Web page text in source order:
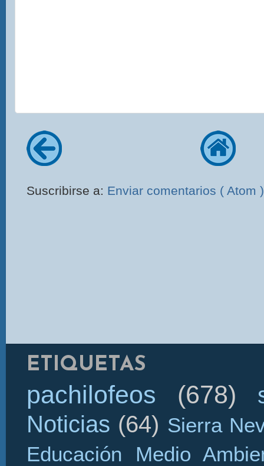
Suscribirse a: Enviar comentarios ( Atom )
ETIQUETAS
pachilofeos (678)
Noticias (64) Sierra
Educación Medio